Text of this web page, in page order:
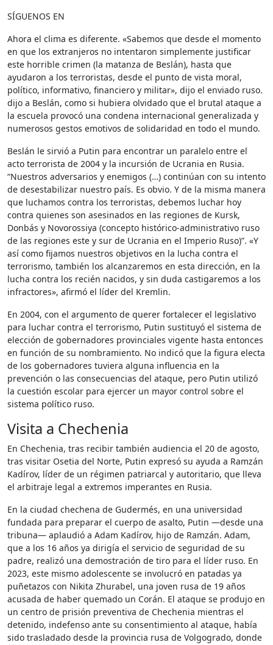
SÍGUENOS EN
Ahora el clima es diferente. «Sabemos que desde el momento
en que los extranjeros no intentaron simplemente justificar
este horrible crimen (la matanza de Beslán), hasta que
ayudaron a los terroristas, desde el punto de vista moral,
político, informativo, financiero y militar», dijo el enviado ruso.
dijo a Beslán, como si hubiera olvidado que el brutal ataque a
la escuela provocó una condena internacional generalizada y
numerosos gestos emotivos de solidaridad en todo el mundo.
Beslán le sirvió a Putin para encontrar un paralelo entre el
acto terrorista de 2004 y la incursión de Ucrania en Rusia.
“Nuestros adversarios y enemigos (…) continúan con su intento
de desestabilizar nuestro país. Es obvio. Y de la misma manera
que luchamos contra los terroristas, debemos luchar hoy
contra quienes son asesinados en las regiones de Kursk,
Donbás y Novorossiya (concepto histórico-administrativo ruso
de las regiones este y sur de Ucrania en el Imperio Ruso)”. «Y
así como fijamos nuestros objetivos en la lucha contra el
terrorismo, también los alcanzaremos en esta dirección, en la
lucha contra los recién nacidos, y sin duda castigaremos a los
infractores», afirmó el líder del Kremlin.
En 2004, con el argumento de querer fortalecer el legislativo
para luchar contra el terrorismo, Putin sustituyó el sistema de
elección de gobernadores provinciales vigente hasta entonces
en función de su nombramiento. No indicó que la figura electa
de los gobernadores tuviera alguna influencia en la
prevención o las consecuencias del ataque, pero Putin utilizó
la cuestión escolar para ejercer un mayor control sobre el
sistema político ruso.
Visita a Chechenia
En Chechenia, tras recibir también audiencia el 20 de agosto,
tras visitar Osetia del Norte, Putin expresó su ayuda a Ramzán
Kadírov, líder de un régimen patriarcal y autoritario, que lleva
el arbitraje legal a extremos imperantes en Rusia.
En la ciudad chechena de Gudermés, en una universidad
fundada para preparar el cuerpo de asalto, Putin —desde una
tribuna— aplaudió a Adam Kadírov, hijo de Ramzán. Adam,
que a los 16 años ya dirigía el servicio de seguridad de su
padre, realizó una demostración de tiro para el líder ruso. En
2023, este mismo adolescente se involucró en patadas ya
puñetazos con Nikita Zhurabel, una joven rusa de 19 años
acusada de haber quemado un Corán. El ataque se produjo en
un centro de prisión preventiva de Chechenia mientras el
detenido, indefenso ante su consentimiento al ataque, había
sido trasladado desde la provincia rusa de Volgogrado, donde